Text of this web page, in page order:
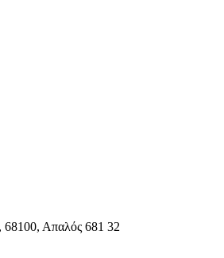
68100, Απαλός 681 32